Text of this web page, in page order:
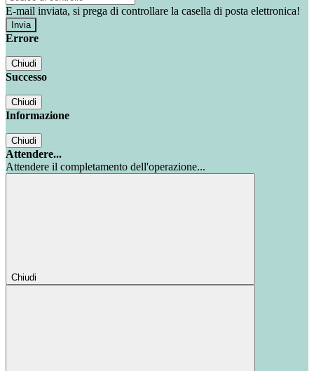
E-mail inviata, si prega di controllare la casella di posta elettronica!
Errore
Chiudi
Successo
Chiudi
Informazione
Chiudi
Attendere...
Attendere il completamento dell'operazione...
Chiudi